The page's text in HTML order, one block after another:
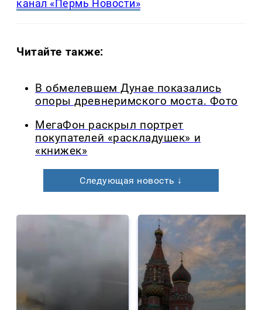
канал «Пермь Новости»
Читайте также:
В обмелевшем Дунае показались
опоры древнеримского моста. Фото
МегаФон раскрыл портрет
покупателей «раскладушек» и
«книжек»
Следующая новость ↓